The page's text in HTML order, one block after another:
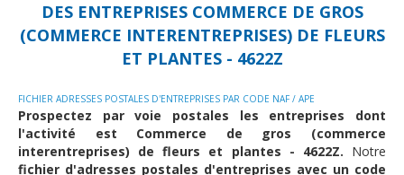
DES ENTREPRISES COMMERCE DE GROS
(COMMERCE INTERENTREPRISES) DE FLEURS
ET PLANTES - 4622Z
FICHIER ADRESSES POSTALES D'ENTREPRISES PAR CODE NAF / APE
Prospectez par voie postales les entreprises dont
l'activité est Commerce de gros (commerce
interentreprises) de fleurs et plantes - 4622Z. Notre
fichier d'adresses postales d'entreprises avec un code